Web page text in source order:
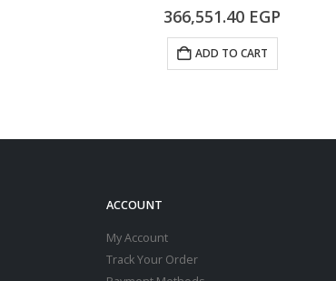
366,551.40 EGP
ADD TO CART
ACCOUNT
My Account
Track Your Order